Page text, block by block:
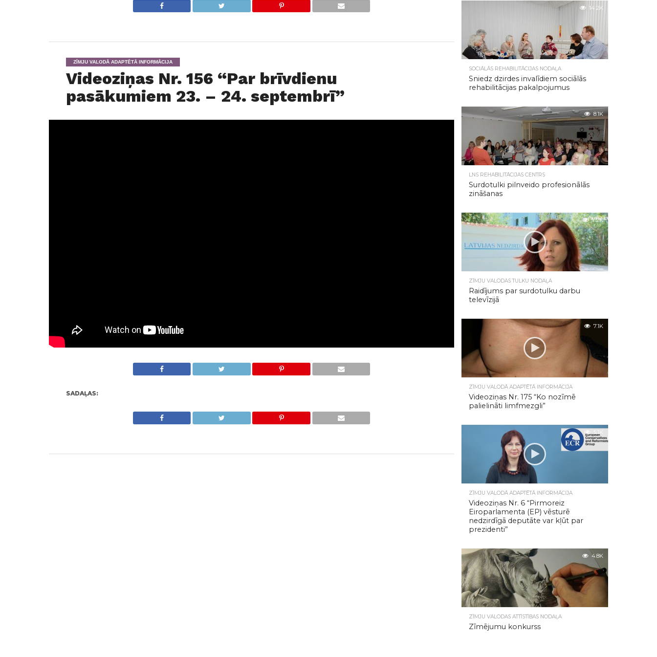
ZĪMJU VALODĀ ADAPTĒTĀ INFORMĀCIJA
Videoziņas Nr. 156 “Par brīvdienu
pasākumiem 23. – 24. septembrī”
SADAĻAS:
14.2K
SOCIĀLĀS REHABILITĀCIJAS NODAĻA
Sniedz dzirdes invalīdiem sociālās
rehabilitācijas pakalpojumus
8.1K
LNS REHABILITĀCIJAS CENTRS
Surdotulki pilnveido profesionālās
zināšanas
7.2K
ZĪMJU VALODAS TULKU NODAĻA
Raidījums par surdotulku darbu
televīzijā
7.1K
ZĪMJU VALODĀ ADAPTĒTĀ INFORMĀCIJA
Videoziņas Nr. 175 “Ko nozīmē
palielināti limfmezgli”
5.1K
ZĪMJU VALODĀ ADAPTĒTĀ INFORMĀCIJA
Videoziņas Nr. 6 “Pirmoreiz
Eiroparlamenta (EP) vēsturē
nedzirdīgā deputāte var kļūt par
prezidenti”
4.8K
ZĪMJU VALODAS ATTĪSTĪBAS NODAĻA
Zīmējumu konkurss